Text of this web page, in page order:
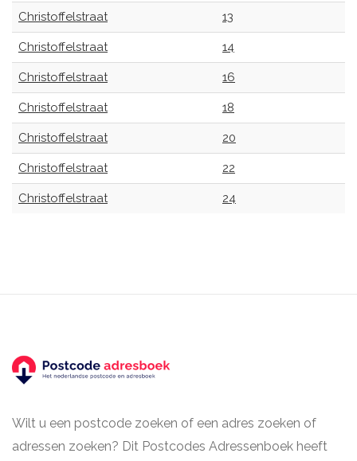
Christoffelstraat 13
Christoffelstraat 14
Christoffelstraat 16
Christoffelstraat 18
Christoffelstraat 20
Christoffelstraat 22
Christoffelstraat 24
Wilt u een postcode zoeken of een adres zoeken of
adressen zoeken? Dit Postcodes Adressenboek heeft